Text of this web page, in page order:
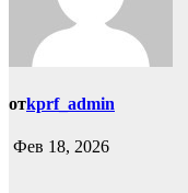
отkprf_admin
Фев 18, 2026